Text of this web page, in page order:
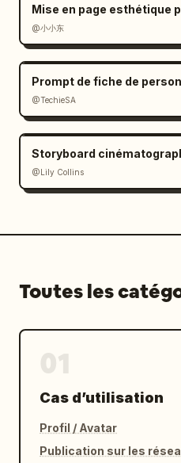
@小小东
Prompt de fiche de
@TechieSA
@Lily Collins
Toutes les
Cas d’utilisation
Profil / Avatar
Publication sur les